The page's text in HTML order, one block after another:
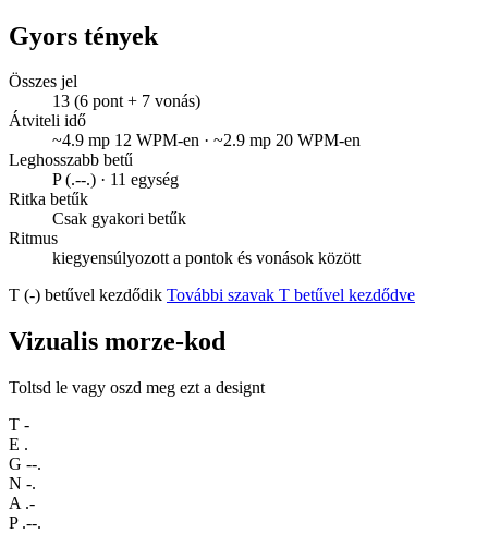
Gyors tények
Összes jel
13 (6 pont + 7 vonás)
Átviteli idő
~4.9 mp 12 WPM-en · ~2.9 mp 20 WPM-en
Leghosszabb betű
P (.--.) · 11 egység
Ritka betűk
Csak gyakori betűk
Ritmus
kiegyensúlyozott a pontok és vonások között
T (-) betűvel kezdődik További szavak T betűvel kezdődve
Vizualis morze-kod
Toltsd le vagy oszd meg ezt a designt
T -
E .
G --.
N -.
A .-
P .--.